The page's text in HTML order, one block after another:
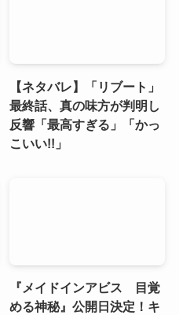
【ネタバレ】「リブート」
最終話、真の味方が判明し
反響「最高すぎる」「かっ
こいい!!」
『メイドインアビス 目覚
める神秘』公開日決定！キ